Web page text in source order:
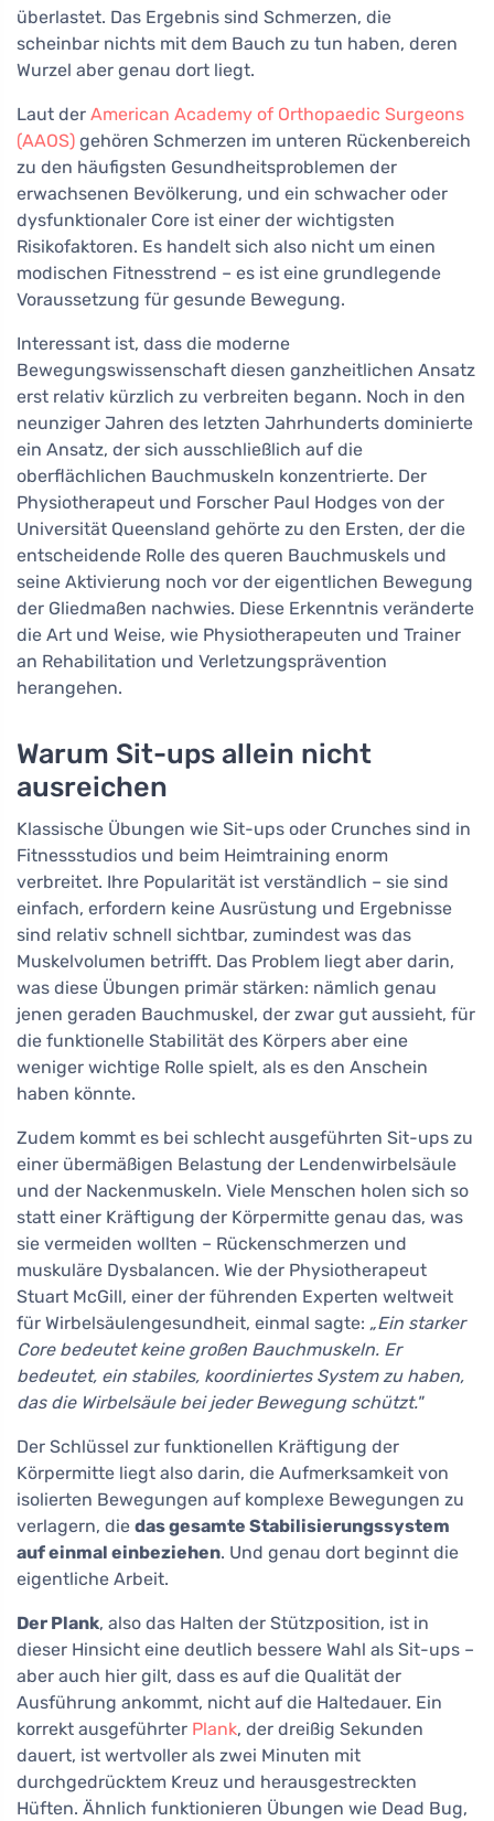
überlastet. Das Ergebnis sind Schmerzen, die
scheinbar nichts mit dem Bauch zu tun haben, deren
Wurzel aber genau dort liegt.
Laut der American Academy of Orthopaedic Surgeons
(AAOS) gehören Schmerzen im unteren Rückenbereich
zu den häufigsten Gesundheitsproblemen der
erwachsenen Bevölkerung, und ein schwacher oder
dysfunktionaler Core ist einer der wichtigsten
Risikofaktoren. Es handelt sich also nicht um einen
modischen Fitnesstrend – es ist eine grundlegende
Voraussetzung für gesunde Bewegung.
Interessant ist, dass die moderne
Bewegungswissenschaft diesen ganzheitlichen Ansatz
erst relativ kürzlich zu verbreiten begann. Noch in den
neunziger Jahren des letzten Jahrhunderts dominierte
ein Ansatz, der sich ausschließlich auf die
oberflächlichen Bauchmuskeln konzentrierte. Der
Physiotherapeut und Forscher Paul Hodges von der
Universität Queensland gehörte zu den Ersten, der die
entscheidende Rolle des queren Bauchmuskels und
seine Aktivierung noch vor der eigentlichen Bewegung
der Gliedmaßen nachwies. Diese Erkenntnis veränderte
die Art und Weise, wie Physiotherapeuten und Trainer
an Rehabilitation und Verletzungsprävention
herangehen.
Warum Sit-ups allein nicht
ausreichen
Klassische Übungen wie Sit-ups oder Crunches sind in
Fitnessstudios und beim Heimtraining enorm
verbreitet. Ihre Popularität ist verständlich – sie sind
einfach, erfordern keine Ausrüstung und Ergebnisse
sind relativ schnell sichtbar, zumindest was das
Muskelvolumen betrifft. Das Problem liegt aber darin,
was diese Übungen primär stärken: nämlich genau
jenen geraden Bauchmuskel, der zwar gut aussieht, für
die funktionelle Stabilität des Körpers aber eine
weniger wichtige Rolle spielt, als es den Anschein
haben könnte.
Zudem kommt es bei schlecht ausgeführten Sit-ups zu
einer übermäßigen Belastung der Lendenwirbelsäule
und der Nackenmuskeln. Viele Menschen holen sich so
statt einer Kräftigung der Körpermitte genau das, was
sie vermeiden wollten – Rückenschmerzen und
muskuläre Dysbalancen. Wie der Physiotherapeut
Stuart McGill, einer der führenden Experten weltweit
für Wirbelsäulengesundheit, einmal sagte: „Ein starker
Core bedeutet keine großen Bauchmuskeln. Er
bedeutet, ein stabiles, koordiniertes System zu haben,
das die Wirbelsäule bei jeder Bewegung schützt."
Der Schlüssel zur funktionellen Kräftigung der
Körpermitte liegt also darin, die Aufmerksamkeit von
isolierten Bewegungen auf komplexe Bewegungen zu
verlagern, die das gesamte Stabilisierungssystem
auf einmal einbeziehen. Und genau dort beginnt die
eigentliche Arbeit.
Der Plank, also das Halten der Stützposition, ist in
dieser Hinsicht eine deutlich bessere Wahl als Sit-ups –
aber auch hier gilt, dass es auf die Qualität der
Ausführung ankommt, nicht auf die Haltedauer. Ein
korrekt ausgeführter Plank, der dreißig Sekunden
dauert, ist wertvoller als zwei Minuten mit
durchgedrücktem Kreuz und herausgestreckten
Hüften. Ähnlich funktionieren Übungen wie Dead Bug,